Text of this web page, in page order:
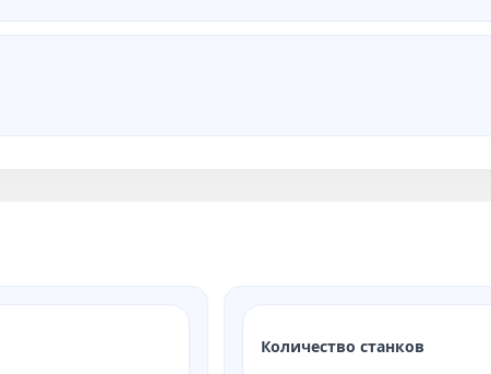
Количество станков